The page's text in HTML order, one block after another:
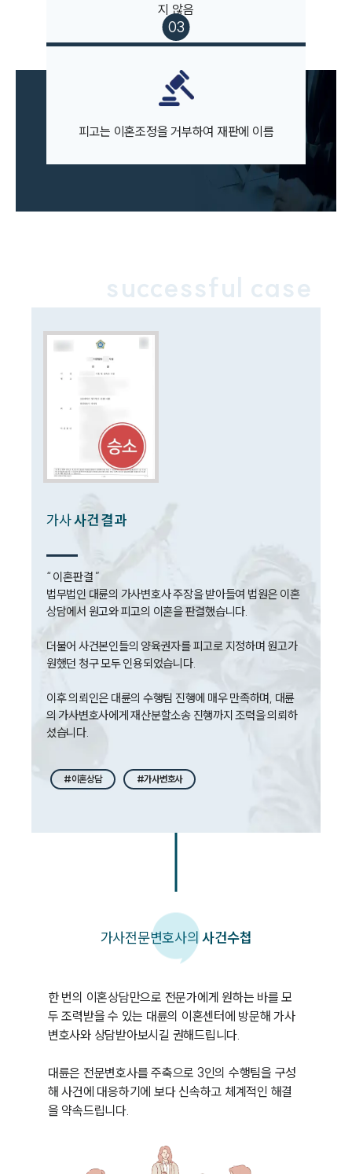
업무사례
이혼 주요 업무사례
사례분석/최신동향
이혼 법률정보
법률지식인
이혼소송·상담후기
업무
구성원 소개
이혼전문변호사
법률 블로그
법률서식
대륜법률상담예약
지 않음
피고는 이혼조정을 거부하여 재판에 이름
successful case
가사사건 결과
“ 이혼판결 ”
법무법인 대륜의 가사변호사 주장을 받아들여 법원은 이혼
상담에서 원고와 피고의 이혼을 판결했습니다.
더불어 사건본인들의 양육권자를 피고로 지정하며 원고가
원했던 청구 모두 인용되었습니다.
이후 의뢰인은 대륜의 수행팀 진행에 매우 만족하며, 대륜
의 가사변호사에게 재산분할소송 진행까지 조력을 의뢰하
셨습니다.
#이혼상담 #가사변호사
가사전문변호사의사건수첩
한 번의 이혼상담만으로 전문가에게 원하는 바를 모
두 조력받을 수 있는 대륜의 이혼센터에 방문해 가사
변호사와 상담받아보시길 권해드립니다.
대륜은 전문변호사를 주축으로 3인의 수행팀을 구성
해 사건에 대응하기에 보다 신속하고 체계적인 해결
을 약속드립니다.